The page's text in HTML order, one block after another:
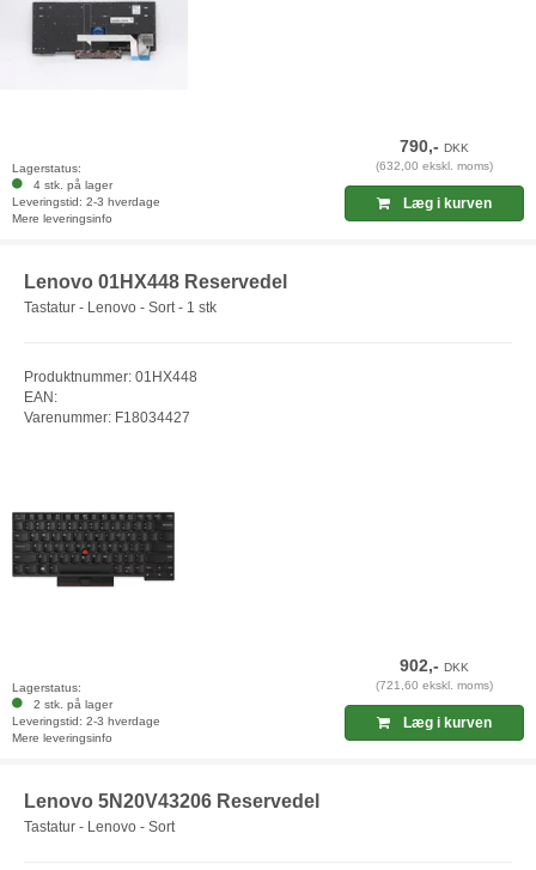
Lagerstatus:
4 stk. på lager
Leveringstid: 2-3 hverdage
Mere leveringsinfo
790,-DKK
(632,00 ekskl. moms)
Læg i kurven
Lenovo 01HX448 Reservedel
Tastatur - Lenovo - Sort - 1 stk
Produktnummer: 01HX448
EAN:
Varenummer: F18034427
Lagerstatus:
2 stk. på lager
Leveringstid: 2-3 hverdage
Mere leveringsinfo
902,-DKK
(721,60 ekskl. moms)
Læg i kurven
Lenovo 5N20V43206 Reservedel
Tastatur - Lenovo - Sort